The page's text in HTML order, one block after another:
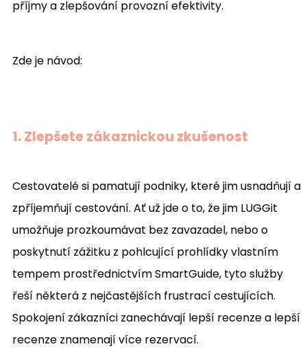
příjmy a zlepšování provozní efektivity.
Zde je návod:
1. Zlepšete zákaznickou zkušenost
Cestovatelé si pamatují podniky, které jim usnadňují a
zpříjemňují cestování. Ať už jde o to, že jim LUGGit
umožňuje prozkoumávat bez zavazadel, nebo o
poskytnutí zážitku z pohlcující prohlídky vlastním
tempem prostřednictvím SmartGuide, tyto služby
řeší některá z nejčastějších frustrací cestujících.
Spokojení zákazníci zanechávají lepší recenze a lepší
recenze znamenají více rezervací.